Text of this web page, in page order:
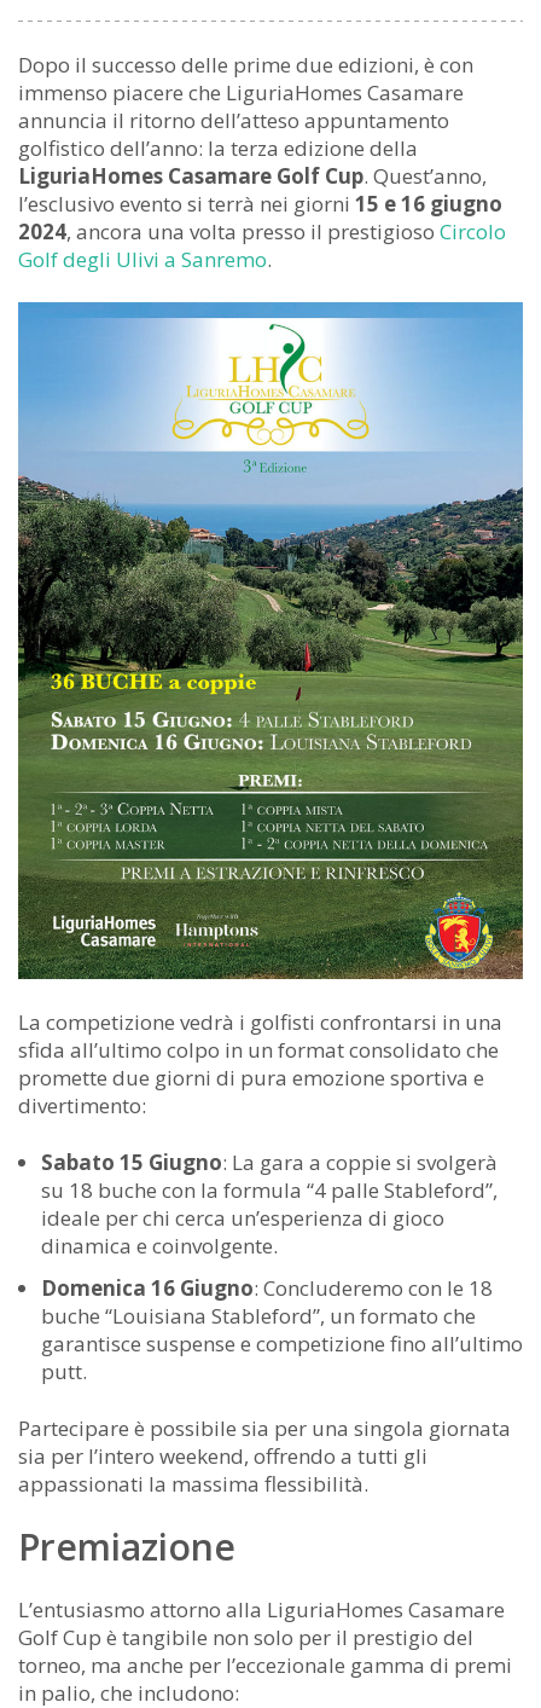
Dopo il successo delle prime due edizioni, è con
immenso piacere che LiguriaHomes Casamare
annuncia il ritorno dell’atteso appuntamento
golfistico dell’anno: la terza edizione della
LiguriaHomes Casamare Golf Cup. Quest’anno,
l’esclusivo evento si terrà nei giorni 15 e 16 giugno
2024, ancora una volta presso il prestigioso Circolo
Golf degli Ulivi a Sanremo.
La competizione vedrà i golfisti confrontarsi in una
sfida all’ultimo colpo in un format consolidato che
promette due giorni di pura emozione sportiva e
divertimento:
Sabato 15 Giugno: La gara a coppie si svolgerà
su 18 buche con la formula “4 palle Stableford”,
ideale per chi cerca un’esperienza di gioco
dinamica e coinvolgente.
Domenica 16 Giugno: Concluderemo con le 18
buche “Louisiana Stableford”, un formato che
garantisce suspense e competizione fino all’ultimo
putt.
Partecipare è possibile sia per una singola giornata
sia per l’intero weekend, offrendo a tutti gli
appassionati la massima flessibilità.
Premiazione
L’entusiasmo attorno alla LiguriaHomes Casamare
Golf Cup è tangibile non solo per il prestigio del
torneo, ma anche per l’eccezionale gamma di premi
in palio, che includono: